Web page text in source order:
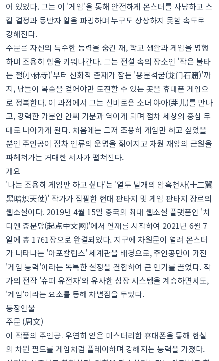
어 있었다. 그는 이 '게임'을 통해 안전하게 몬스터를 사냥하고 스
킬 결정과 동반자 알을 파밍하며 누구도 상상하지 못할 속도로
강해진다.
주문은 자신의 특수한 능력을 숨긴 채, 학교 생활과 게임을 병행
하며 조용히 힘을 키워나간다. 그는 전설 속의 장소인 '작은 불타
는 절(小佛寺)'부터 신화적 존재가 잠든 '용문석굴(龙门石窟)'까
지, 남들이 목숨을 걸어야만 도전할 수 있는 곳을 휴대폰 게임으
로 정복한다. 이 과정에서 그는 신비로운 소녀 야아(芽儿)를 만나
고, 강력한 가문인 안씨 가문과 엮이게 되며 점차 세상의 중심 무
대로 나아가게 된다. 처음에는 그저 조용히 게임만 하고 싶었을
뿐인 주인공이 점차 인류의 운명을 짊어지고 차원 재앙의 근원을
파헤쳐가는 거대한 서사가 펼쳐진다.
개요
'나는 조용히 게임만 하고 싶다'는 '열두 날개의 암흑천사(十二翼
黑暗炽天使)' 작가가 집필한 현대 판타지 및 게임 판타지 장르의
웹소설이다. 2019년 4월 15일 중국의 최대 웹소설 플랫폼인 '치
디엔 중문망(起点中文网)'에서 연재를 시작하여 2021년 6월 7
일에 총 1761장으로 완결되었다. 지구에 차원문이 열려 몬스터
가 나타나는 '아포칼립스' 세계관을 배경으로, 주인공만이 가진
'게임 능력'이라는 독특한 설정을 결합하여 큰 인기를 끌었다. 작
가의 전작 '슈퍼 유전자'와 유사한 성장 시스템을 계승하면서도,
'게임'이라는 요소를 통해 차별점을 두었다.
등장인물
주문 (周文)
이 작품의 주인공. 우연히 얻은 미스터리한 휴대폰을 통해 현실
의 차원 필드를 게임처럼 플레이하며 강해지는 능력을 가졌다.